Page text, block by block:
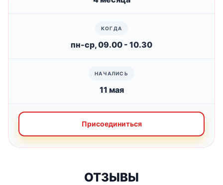
пн-ср, 09.00 - 10.30
11 мая
Присоединиться
ОТЗЫВЫ